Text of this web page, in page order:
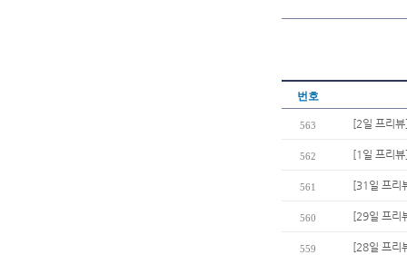
번호
563 [2일 프리
562 [1일 프리
561 [31일 프리
560 [29일 프리
559 [28일 프리